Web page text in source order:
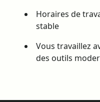
Horaires de
stable
Vous travaillez
des outils